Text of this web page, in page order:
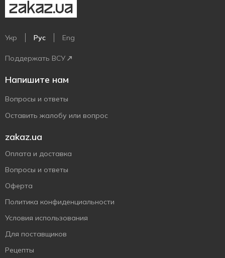
Укр Рус Eng
Поддержать ВСУ
Напишите нам
Вопросы и ответы
Оставить жалобу или вопрос
zakaz.ua
Оплата и доставка
Вопросы и ответы
Оферта
Политика конфиденциальности
Условия использования
Для поставщиков
Рецепты